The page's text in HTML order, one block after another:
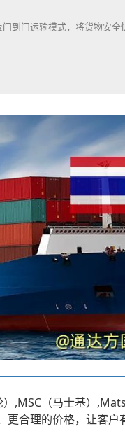
到门运输模式，将货物安全
,MSC（马士基）
合理的价格，让客户